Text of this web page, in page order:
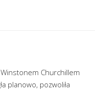
Churchillem
planowo, pozwoliła